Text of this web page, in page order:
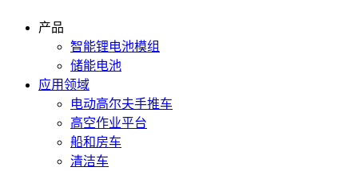
产品
智能锂电池模组
储能电池
应用领域
电动高尔夫手推车
高空作业平台
船和房车
清洁车